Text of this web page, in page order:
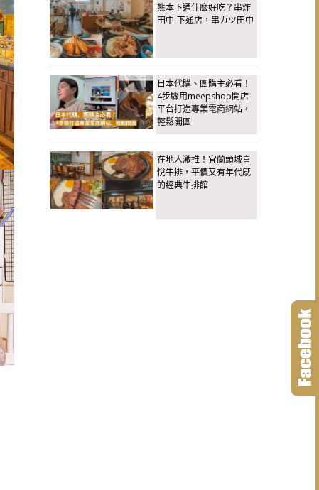
熊本下通什麼好吃？串炸
田中-下通店，串カツ田中
日本代購、團購主必看！
4步驟用meepshop開店
平台打造專業電商網站，
輕鬆開團
在地人激推！宜蘭頭城喜
悅牛排，平價又有年代感
的經典牛排館